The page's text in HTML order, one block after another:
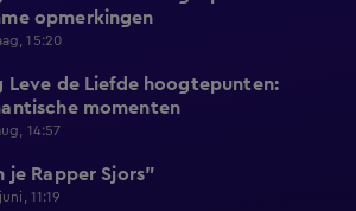
opmerkingen
15:20
Leve de Liefde hoogtepunten:
momenten
14:57
je Rapper Sjors"
11:19